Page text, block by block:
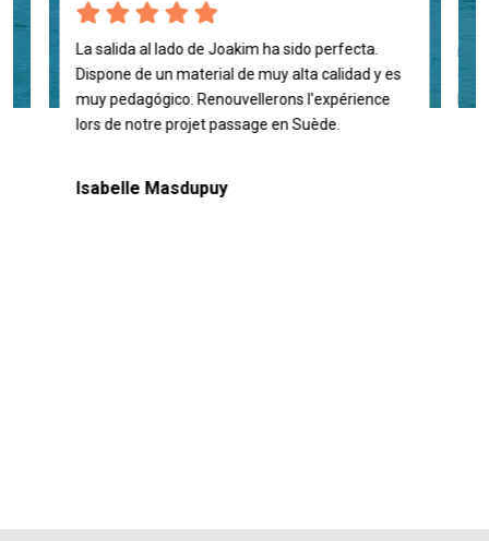
La salida al lado de Joakim ha sido perfecta.
Dispone de un material de muy alta calidad y es
muy pedagógico. Renouvellerons l'expérience
lors de notre projet passage en Suède.
Isabelle Masdupuy